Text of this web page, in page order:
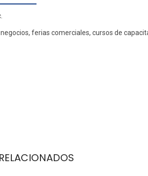
ferias comerciales, cursos de